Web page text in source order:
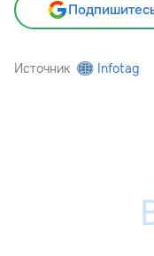
Источник Infotag